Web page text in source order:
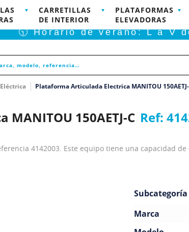
849 PRODUCTOS DISPONIBLES PARA COMPRA ONLINE
🕥 Horario de verano: L a V
CARRETILLAS
DE INTERIOR
PLATAFORMAS
ELEVADORAS
Plataforma Articulada Electrica MANITOU
150AETJ-C Ref:
4142003. Este equipo tiene una capacidad
Subcategoría
Marca